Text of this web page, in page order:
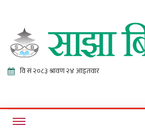
Sajha
Online News Portal